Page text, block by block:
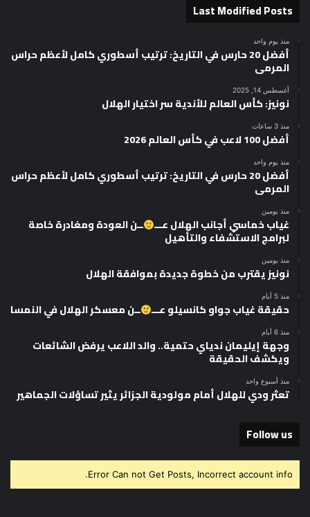
Last Modified Posts
منذ يوم واحد
أفضل 20 حارس في التاريخ: ترتيب أسطوري كامل لأعظم حراس
المرمى
أغسطس 14, 2025
نونيز: كأس العالم للأندية سر اختيار الهلال
منذ 3 ساعات
أفضل 100 لاعب في كأس العالم 2026
منذ يوم واحد
أفضل 20 حارس في التاريخ: ترتيب أسطوري كامل لأعظم حراس
المرمى
منذ يومين
غياب خماسي أجانب الهلال عـــ ــن العودة ومغادرة خاصة
لبرامج الاستشفاء والتأهيل
منذ يومين
نونيز يقترب من خطوة جديدة بموافقة الهلال
منذ 5 أيام
حقيقة غياب جواو كانسيلو عـــ ــن معسكر الهلال في النمسا
منذ 6 أيام
وجهة إيليمان ندياي حتمية.. والد اللاعب يرفض الشائعات
ويكشف الحقيقة
منذ أسبوع واحد
تعثر ودي للهلال أمام مولودية الجزائر يثير تساؤلات الجماهير
Follow us
Error Can not Get Posts, Incorrect account info.